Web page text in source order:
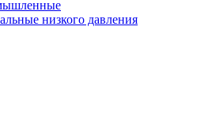
низкого давления